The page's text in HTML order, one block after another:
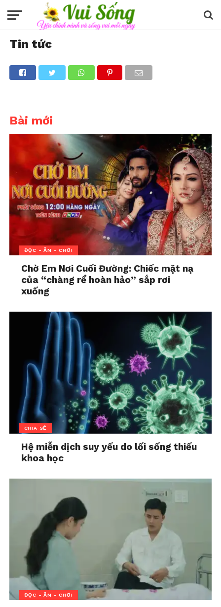
Tin tức
Bài mới
ĐỌC - ĂN - CHƠI
Chờ Em Nơi Cuối Đường: Chiếc mặt nạ
của “chàng rể hoàn hảo” sắp rơi
xuống
CHIA SẺ
Hệ miễn dịch suy yếu do lối sống thiếu
khoa học
ĐỌC - ĂN - CHƠI